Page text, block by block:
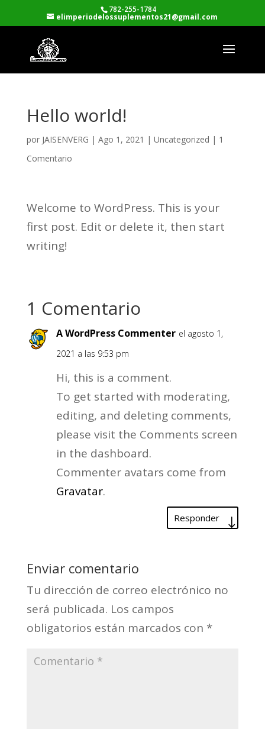
782-255-1784
elimperiodelossuplementos21@gmail.com
Hello world!
por JAISENVERG | Ago 1, 2021 | Uncategorized | 1
Comentario
Welcome to WordPress. This is your
first post. Edit or delete it, then start
writing!
1 Comentario
A WordPress Commenter el agosto 1,
2021 a las 9:53 pm
Hi, this is a comment.
To get started with moderating,
editing, and deleting comments,
please visit the Comments screen
in the dashboard.
Commenter avatars come from
Gravatar.
Responder
Enviar comentario
Tu dirección de correo electrónico no
será publicada. Los campos
obligatorios están marcados con *